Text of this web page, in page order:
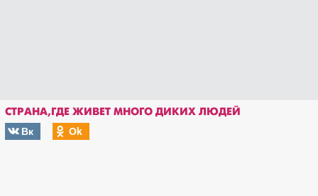
СТРАНА,ГДЕ ЖИВЕТ МНОГО ДИКИХ ЛЮДЕЙ
Вк
Оk